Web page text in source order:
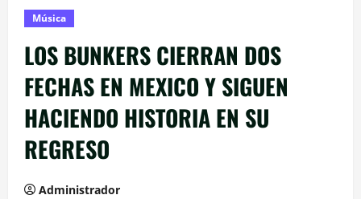
Música
LOS BUNKERS CIERRAN DOS
FECHAS EN MEXICO Y SIGUEN
HACIENDO HISTORIA EN SU
REGRESO
Administrador